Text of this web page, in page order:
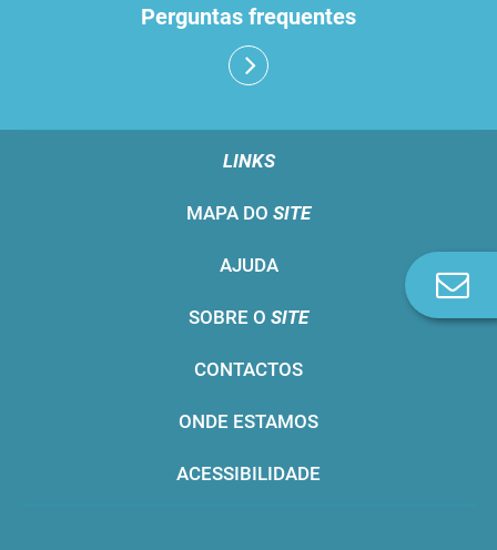
Perguntas frequentes
LINKS
MAPA DO SITE
AJUDA
SOBRE O SITE
CONTACTOS
ONDE ESTAMOS
ACESSIBILIDADE